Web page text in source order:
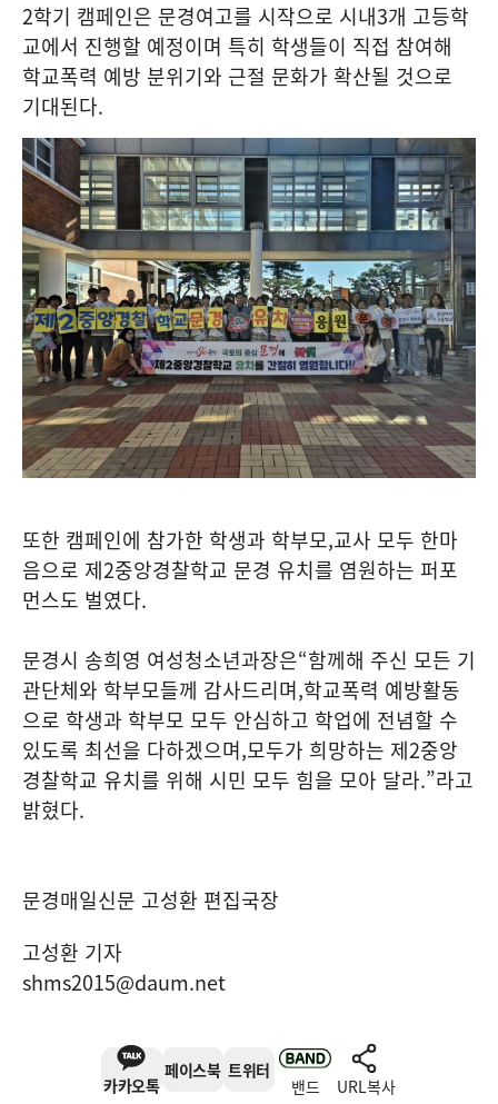
2학기 캠페인은 문경여고를 시작으로 시내3개 고등학
교에서 진행할 예정이며 특히 학생들이 직접 참여해
학교폭력 예방 분위기와 근절 문화가 확산될 것으로
기대된다.
또한 캠페인에 참가한 학생과 학부모,교사 모두 한마
음으로 제2중앙경찰학교 문경 유치를 염원하는 퍼포
먼스도 벌였다.
문경시 송희영 여성청소년과장은“함께해 주신 모든 기
관단체와 학부모들께 감사드리며,학교폭력 예방활동
으로 학생과 학부모 모두 안심하고 학업에 전념할 수
있도록 최선을 다하겠으며,모두가 희망하는 제2중앙
경찰학교 유치를 위해 시민 모두 힘을 모아 달라.”라고
밝혔다.
문경매일신문 고성환 편집국장
고성환 기자
shms2015@daum.net
카카오톡
페이스북 트위터
밴드 URL복사